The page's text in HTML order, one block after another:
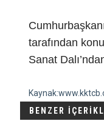
tarafından
Sanat
BENZER